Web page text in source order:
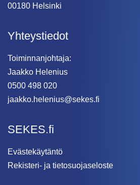
00180 Helsinki
Yhteystiedot
Toiminnanjohtaja:
Jaakko Helenius
0500 498 020
jaakko.helenius@sekes.fi
SEKES.fi
Evästekäytäntö
Rekisteri- ja tietosuojaseloste